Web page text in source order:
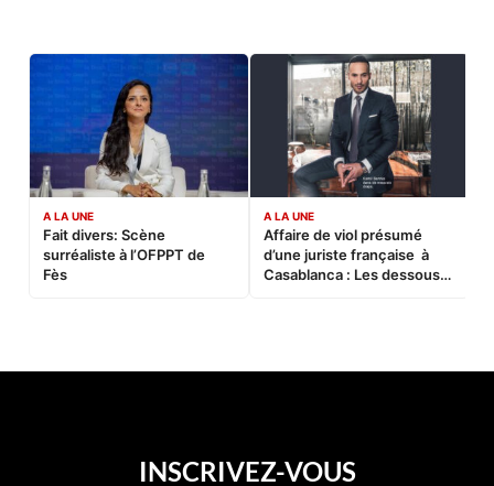
A LA UNE
Fait divers: Scène
surréaliste à l’OFPPT de
Fès
A LA UNE
Affaire de viol présumé
d’une juriste française à
Casablanca : Les dessous
INSCRIVEZ-VOUS